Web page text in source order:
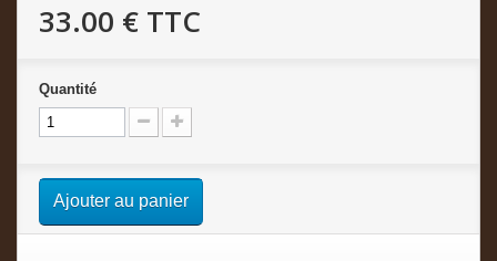
33.00 € TTC
Quantité
Ajouter au panier